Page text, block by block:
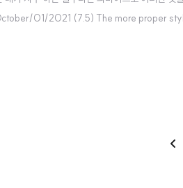
. October/01/2021 (7.5) The more